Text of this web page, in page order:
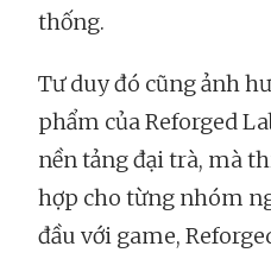
thống.
Tư duy đó cũng ảnh
phẩm của Reforged
nền tảng đại trà, mà
hợp cho từng nhóm
đầu với game,